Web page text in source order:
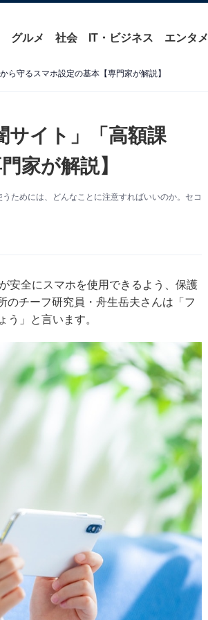
グルメ 社会 IT・ビジネス エンタメ
ら守るスマホ設定の基本【専門家が解説】
サイト」「高額課
家が解説】
ためには、どんなことに注意すればいいのか。セコ
安全にスマホを使用できるよう、保護
のチーフ研究員・舟生岳夫さんは「フ
う」と言います。